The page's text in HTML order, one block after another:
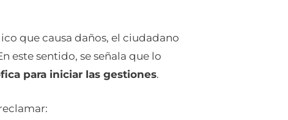
que causa daños, el ciudadano
este sentido, se señala que lo
para iniciar las gestiones.